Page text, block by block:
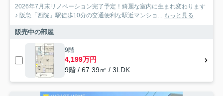
2026年7月末リノベーション完了予定！綺麗な室内に生まれ変わります
♪ 阪急「西院」駅徒歩10分の交通便利な駅近マンショ... もっと見る
販売中の部屋
9階
4,199万円
9階 / 67.39㎡ / 3LDK